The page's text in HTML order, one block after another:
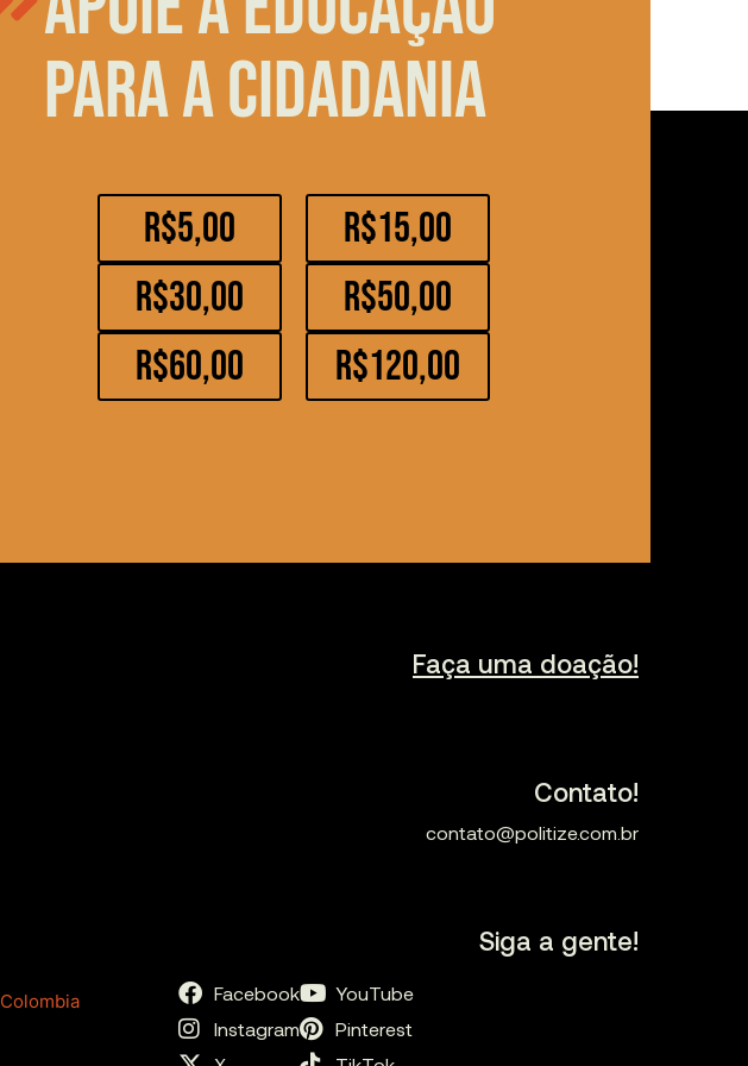
para a cidadania
R$5,00
R$30,00
R$60,00
R$15,00
R$50,00
R$120,00
Faça uma doação!
Contato!
contato@politize.com.br
Colombia
Siga a gente!
Facebook
Instagram
YouTube
Pinterest